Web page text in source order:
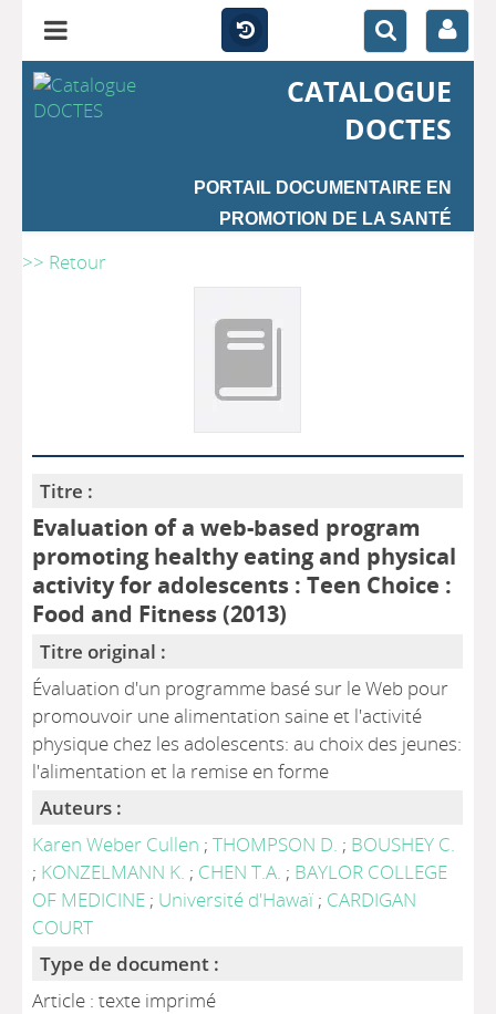
CATALOGUE
DOCTES
PORTAIL DOCUMENTAIRE EN
PROMOTION DE LA SANTÉ
>> Retour
Titre :
Evaluation of a web-based program
promoting healthy eating and physical
activity for adolescents : Teen Choice :
Food and Fitness (2013)
Titre original :
Évaluation d'un programme basé sur le Web pour
promouvoir une alimentation saine et l'activité
physique chez les adolescents: au choix des jeunes:
l'alimentation et la remise en forme
Auteurs :
Karen Weber Cullen ;THOMPSON D. ; BOUSHEY C.
; KONZELMANN K. ; CHEN T.A. ; BAYLOR COLLEGE
OF MEDICINE ; Université d'Hawaï ; CARDIGAN
COURT
Type de document :
Article : texte imprimé